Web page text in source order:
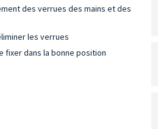
des verrues des mains et des
les verrues
fixer dans la bonne position